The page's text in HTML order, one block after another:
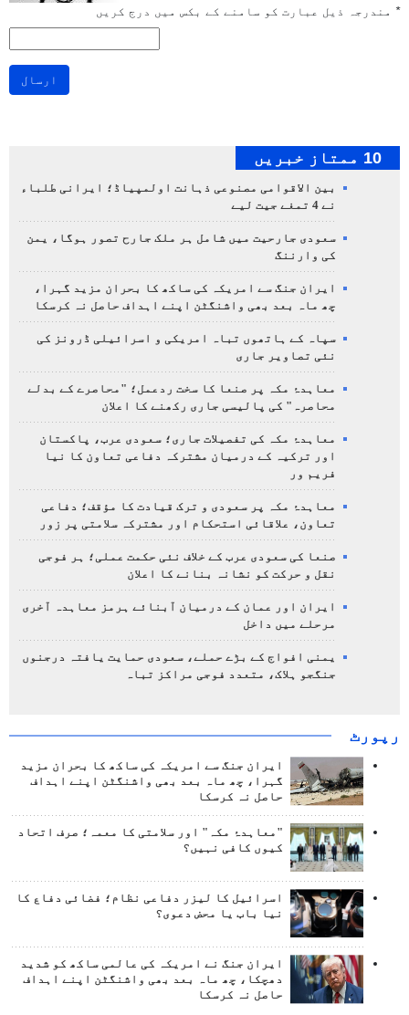
* مندرجہ ذیل عبارت کو سامنے کے بکس میں درج کریں
ارسال
10 ممتاز خبریں
بین الاقوامی مصنوعی ذہانت اولمپیاڈ؛ ایرانی طلباء
نے 4 تمغے جیت لیے
سعودی جارحیت میں شامل ہر ملک جارح تصور ہوگا، یمن
کی وارننگ
ایران جنگ سے امریکہ کی ساکھ کا بحران مزید گہرا،
چھ ماہ بعد بھی واشنگٹن اپنے اہداف حاصل نہ کرسکا
سپاہ کے ہاتھوں تباہ امریکی و اسرائیلی ڈرونز کی
نئی تصاویر جاری
معاہدۂ مکہ پر صنعا کا سخت ردعمل؛ "محاصرے کے بدلے
محاصرہ" کی پالیسی جاری رکھنے کا اعلان
معاہدۂ مکہ کی تفصیلات جاری؛ سعودی عرب، پاکستان
اور ترکیہ کے درمیان مشترکہ دفاعی تعاون کا نیا
فریم ور
معاہدۂ مکہ پر سعودی و ترک قیادت کا مؤقف؛ دفاعی
تعاون، علاقائی استحکام اور مشترکہ سلامتی پر زور
صنعا کی سعودی عرب کے خلاف نئی حکمت عملی؛ ہر فوجی
نقل و حرکت کو نشانہ بنانے کا اعلان
ایران اور عمان کے درمیان آبنائے ہرمز معاہدہ آخری
مرحلے میں داخل
یمنی افواج کے بڑے حملے، سعودی حمایت یافتہ درجنوں
جنگجو ہلاک، متعدد فوجی مراکز تباہ
رپورٹ
ایران جنگ سے امریکہ کی ساکھ کا بحران مزید
گہرا، چھ ماہ بعد بھی واشنگٹن اپنے اہداف
حاصل نہ کرسکا
"معاہدۂ مکہ" اور سلامتی کا معمہ؛ صرف اتحاد
کیوں کافی نہیں؟
اسرائیل کا لیزر دفاعی نظام؛ فضائی دفاع کا
نیا باب یا محض دعوی؟
ایران جنگ نے امریکہ کی عالمی ساکھ کو شدید
دھچکا، چھ ماہ بعد بھی واشنگٹن اپنے اہداف
حاصل نہ کرسکا